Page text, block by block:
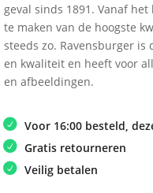
geval sinds 1891. Vanaf
te maken van de hoogste
steeds zo. Ravensburger
en kwaliteit en heeft voor
en afbeeldingen.
Voor 16:00 besteld,
Gratis retourneren
Veilig betalen